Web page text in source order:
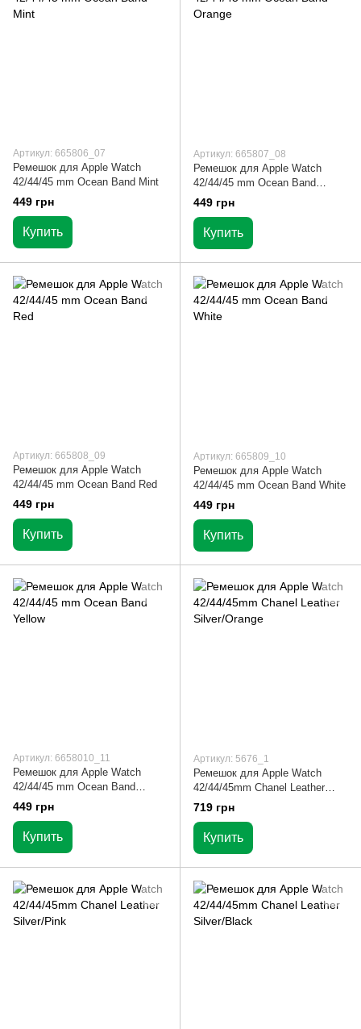
Артикул: 665806_07
Ремешок для Apple Watch
42/44/45 mm Ocean Band Mint
449 грн
Купить
Артикул: 665807_08
Ремешок для Apple Watch
42/44/45 mm Ocean Band
Orange
449 грн
Купить
Артикул: 665808_09
Ремешок для Apple Watch
42/44/45 mm Ocean Band Red
449 грн
Купить
Артикул: 665809_10
Ремешок для Apple Watch
42/44/45 mm Ocean Band White
449 грн
Купить
Артикул: 6658010_11
Ремешок для Apple Watch
42/44/45 mm Ocean Band
Yellow
449 грн
Купить
Артикул: 5676_1
Ремешок для Apple Watch
42/44/45mm Chanel Leather
Silver/Orange
719 грн
Купить